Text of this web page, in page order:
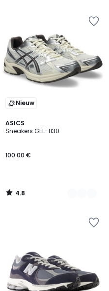
Nieuw
ASICS
Sneakers GEL-1130
100.00 €
4.8
/ 5
3
Kleuren
4.8
/